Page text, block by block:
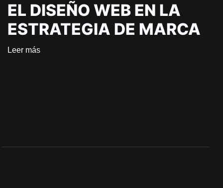
EL DISEÑO WEB EN LA
ESTRATEGIA DE MARCA
Leer más